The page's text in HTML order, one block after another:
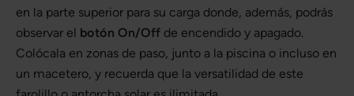
en la parte superior para su carga donde, además, podrás
observar el botón On/Off de encendido y apagado.
Colócala en zonas de paso, junto a la piscina o incluso en
un macetero, y recuerda que la versatilidad de este